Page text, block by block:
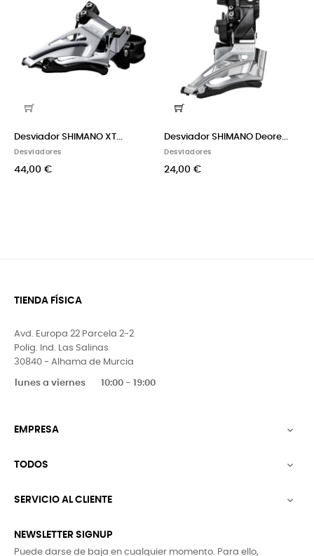
Desviador SHIMANO XT...
Desviadores
44,00 €
Desviador SHIMANO Deore...
Desviadores
24,00 €
TIENDA FÍSICA
Avd. Europa 22 Parcela 2-2
Polig. Ind. Las Salinas
30840 - Alhama de Murcia
lunes a viernes 10:00 - 19:00
EMPRESA 
TODOS 
SERVICIO AL CLIENTE 
NEWSLETTER SIGNUP
Puede darse de baja en cualquier momento. Para ello,